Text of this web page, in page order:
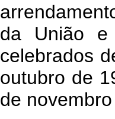
da União e
celebrados
outubro de
de